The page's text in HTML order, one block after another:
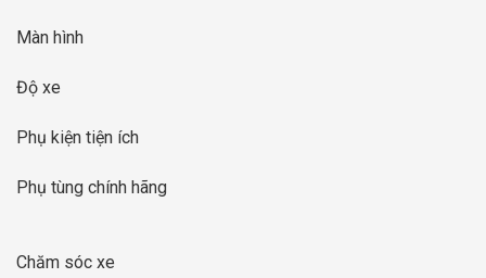
Màn hình
Độ xe
Phụ kiện tiện ích
Phụ tùng chính hãng
Chăm sóc xe